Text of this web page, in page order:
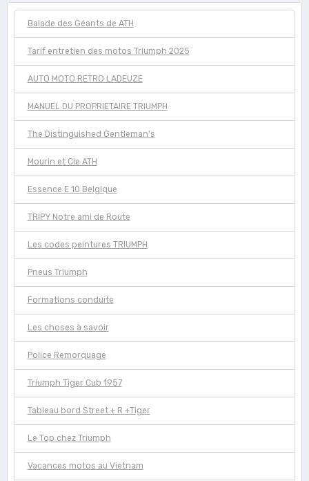
Balade des Géants de ATH
Tarif entretien des motos Triumph 2025
AUTO MOTO RETRO LADEUZE
MANUEL DU PROPRIETAIRE TRIUMPH
The Distinguished Gentleman's
Mourin et Cie ATH
Essence E 10 Belgique
TRIPY Notre ami de Route
Les codes peintures TRIUMPH
Pneus Triumph
Formations conduite
Les choses à savoir
Police Remorquage
Triumph Tiger Cub 1957
Tableau bord Street + R +Tiger
Le Top chez Triumph
Vacances motos au Vietnam